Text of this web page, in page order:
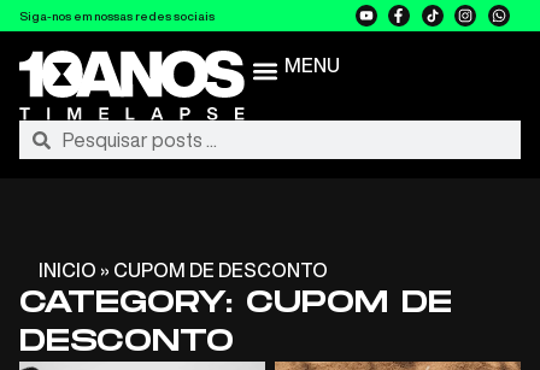
Siga-nos em nossas redes sociais
MENU
INICIO » CUPOM DE DESCONTO
CATEGORY: CUPOM DE
DESCONTO